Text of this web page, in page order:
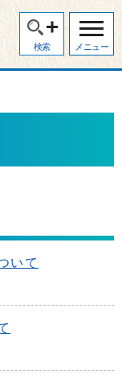
検索 メニュー
いて